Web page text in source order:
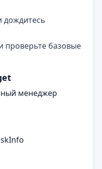
дождитесь
проверьте базовые
менеджер